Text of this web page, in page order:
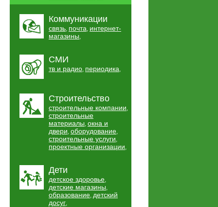
Коммуникации
связь, почта, интернет-
магазины,
СМИ
тв и радио, периодика,
Строительство
строительные компании,
строительные
материалы, окна и
двери, оборудование,
строительные услуги,
проектные организации,
Дети
детское здоровье,
детские магазины,
образование, детский
досуг,